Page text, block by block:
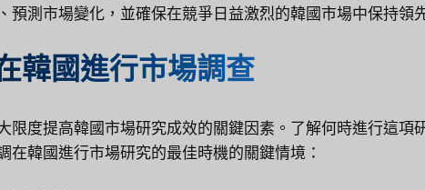
預測市場變化，並確保在競爭日益激烈的韓國市場中保持領
韓國進行市場調查
限度提高韓國市場研究成效的關鍵因素。了解何時進行這項
在韓國進行市場研究的最佳時機的關鍵情境：